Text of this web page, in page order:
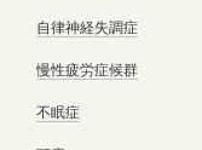
自律神経失調症
慢性疲労症候群
不眠症